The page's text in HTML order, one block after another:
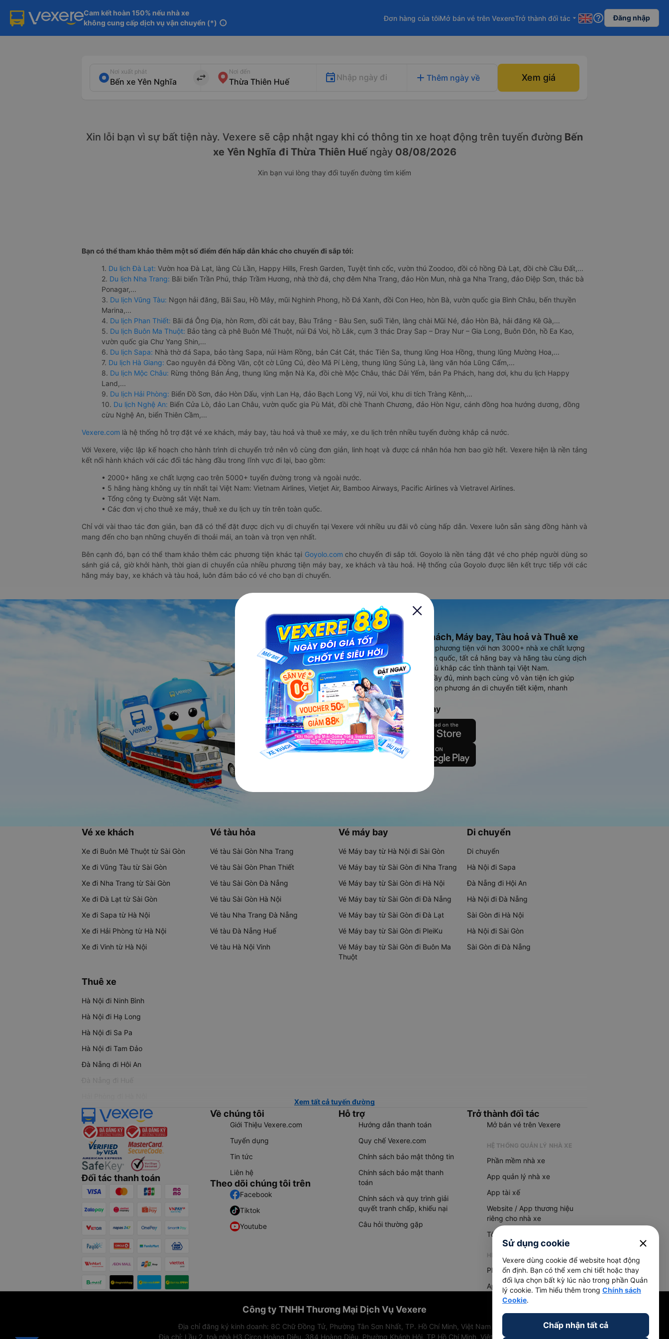
Cam kết hoàn 150% nếu nhà xe
không cung cấp dịch vụ vận chuyển (*) info
Đơn hàng của tôiMở bán vé trên VexereTrở thành đối tác arrow_drop_down help_outline Đăng nhập
Nơi xuất phát
import_export
Nơi đến
Nhập ngày đi add Thêm ngày về Xem giá
Xin lỗi bạn vì sự bất tiện này. Vexere sẽ cập nhật ngay khi có thông tin xe hoạt động trên tuyến đường Bến
xe Yên Nghĩa đi Thừa Thiên Huếngày 08/08/2026
Xin bạn vui lòng thay đổi tuyến đường tìm kiếm
Bạn có thể tham khảo thêm một số điểm đến hấp dẫn khác cho chuyến đi sắp tới:
1. Du lịch Đà Lạt: Vườn hoa Đà Lạt, làng Cù Lần, Happy Hills, Fresh Garden, Tuyệt tình cốc, vườn thú Zoodoo, đồi cỏ hồng Đà Lạt, đồi chè Cầu Đất,...
2. Du lịch Nha Trang: Bãi biển Trần Phú, tháp Trầm Hương, nhà thờ đá, chợ đêm Nha Trang, đảo Hòn Mun, nhà ga Nha Trang, đảo Điệp Sơn, thác bà
Ponagar,...
3. Du lịch Vũng Tàu: Ngọn hải đăng, Bãi Sau, Hồ Mây, mũi Nghinh Phong, hồ Đá Xanh, đồi Con Heo, hòn Bà, vườn quốc gia Bình Châu, bến thuyền
Marina,...
4. Du lịch Phan Thiết: Bãi đá Ông Địa, hòn Rơm, đồi cát bay, Bàu Trắng - Bàu Sen, suối Tiên, làng chài Mũi Né, đảo Hòn Bà, hải đăng Kê Gà,...
5. Du lịch Buôn Ma Thuột: Bảo tàng cà phê Buôn Mê Thuột, núi Đá Voi, hồ Lắk, cụm 3 thác Dray Sap – Dray Nur – Gia Long, Buôn Đôn, hồ Ea Kao,
vườn quốc gia Chư Yang Shin,...
6. Du lịch Sapa: Nhà thờ đá Sapa, bảo tàng Sapa, núi Hàm Rồng, bản Cát Cát, thác Tiên Sa, thung lũng Hoa Hồng, thung lũng Mường Hoa,...
7. Du lịch Hà Giang: Cao nguyên đá Đồng Văn, cột cờ Lũng Cú, đèo Mã Pí Lèng, thung lũng Sủng Là, làng văn hóa Lũng Cẩm,...
8. Du lịch Mộc Châu: Rừng thông Bản Áng, thung lũng mận Nà Ka, đồi chè Mộc Châu, thác Dải Yếm, bản Pa Phách, hang dơi, khu du lịch Happy
Land,...
9. Du lịch Hải Phòng: Biển Đồ Sơn, đảo Hòn Dấu, vịnh Lan Hạ, đảo Bạch Long Vỹ, núi Voi, khu di tích Tràng Kênh,...
10. Du lịch Nghệ An: Biển Cửa Lò, đảo Lan Châu, vườn quốc gia Pù Mát, đồi chè Thanh Chương, đảo Hòn Ngư, cánh đồng hoa hướng dương, đồng
cừu Nghệ An, biển Thiên Cầm,...
Vexere.com là hệ thống hỗ trợ đặt vé xe khách, máy bay, tàu hoả và thuê xe máy, xe du lịch trên nhiều tuyến đường khắp cả nước.
Với Vexere, việc lập kế hoạch cho hành trình di chuyển trở nên vô cùng đơn giản, linh hoạt và được cá nhân hóa hơn bao giờ hết. Vexere hiện là nền tảng
kết nối hành khách với các đối tác hàng đầu trong lĩnh vực đi lại, bao gồm:
• 2000+ hãng xe chất lượng cao trên 5000+ tuyến đường trong và ngoài nước.
• 5 hãng hàng không uy tín nhất tại Việt Nam: Vietnam Airlines, Vietjet Air, Bamboo Airways, Pacific Airlines và Vietravel Airlines.
• Tổng công ty Đường sắt Việt Nam.
• Các đơn vị cho thuê xe máy, thuê xe du lịch uy tín trên toàn quốc.
Chỉ với vài thao tác đơn giản, bạn đã có thể đặt được dịch vụ di chuyển tại Vexere với nhiều ưu đãi vô cùng hấp dẫn. Vexere luôn sẵn sàng đồng hành và
mang đến cho bạn những chuyến đi thoải mái, an toàn và trọn vẹn nhất.
Bên cạnh đó, bạn có thể tham khảo thêm các phương tiện khác tại Goyolo.com cho chuyến đi sắp tới. Goyolo là nền tảng đặt vé cho phép người dùng so
sánh giá cả, giờ khởi hành, thời gian di chuyển của nhiều phương tiện máy bay, xe khách và tàu hoả. Hệ thống của Goyolo được liên kết trực tiếp với các
hãng máy bay, xe khách và tàu hoả, luôn đảm bảo có vé cho bạn di chuyển.
Ứng dụng đặt vé Xe khách, Máy bay, Tàu hoả và Thuê xe
Vexere - ứng dụng đặt vé đa phương tiện với hơn 3000+ nhà xe chất lượng
cao, 5000+ tuyến đường toàn quốc, tất cả hãng bay và hãng tàu cùng dịch
vụ thuê xe máy, xe du lịch phủ khắp các tỉnh thành tại Việt Nam.
Ứng dụng hiển thị thông tin đầy đủ, minh bạch cùng vô vàn tiện ích giúp
người dùng so sánh và lựa chọn phương án di chuyển tiết kiệm, nhanh
chóng và phù hợp nhất.
Tải ứng dụng Vexere ngay
Vé xe khách
Xe đi Buôn Mê Thuột từ Sài Gòn
Xe đi Vũng Tàu từ Sài Gòn
Xe đi Nha Trang từ Sài Gòn
Xe đi Đà Lạt từ Sài Gòn
Xe đi Sapa từ Hà Nội
Xe đi Hải Phòng từ Hà Nội
Xe đi Vinh từ Hà Nội
Vé tàu hỏa
Vé tàu Sài Gòn Nha Trang
Vé tàu Sài Gòn Phan Thiết
Vé tàu Sài Gòn Đà Nẵng
Vé tàu Sài Gòn Hà Nội
Vé tàu Nha Trang Đà Nẵng
Vé tàu Đà Nẵng Huế
Vé tàu Hà Nội Vinh
Vé máy bay
Vé Máy bay từ Hà Nội đi Sài Gòn
Vé Máy bay từ Sài Gòn đi Nha Trang
Vé Máy bay từ Sài Gòn đi Hà Nội
Vé Máy bay từ Sài Gòn đi Đà Nẵng
Vé Máy bay từ Sài Gòn đi Đà Lạt
Vé Máy bay từ Sài Gòn đi PleiKu
Vé Máy bay từ Sài Gòn đi Buôn Ma
Thuột
Di chuyển
Di chuyển
Hà Nội đi Sapa
Đà Nẵng đi Hội An
Hà Nội đi Đà Nẵng
Sài Gòn đi Hà Nội
Hà Nội đi Sài Gòn
Sài Gòn đi Đà Nẵng
Thuê xe
Hà Nội đi Ninh Bình
Hà Nội đi Hạ Long
Hà Nội đi Sa Pa
Hà Nội đi Tam Đảo
Đà Nẵng đi Hội An
Đà Nẵng đi Huế
Xem tất cả tuyến đường
Đối tác thanh toán
Về chúng tôi
Giới Thiệu Vexere.com
Tuyển dụng
Tin tức
Liên hệ
Theo dõi chúng tôi trên
Facebook
Tiktok
Youtube
Hỗ trợ
Hướng dẫn thanh toán
Quy chế Vexere.com
Chính sách bảo mật thông tin
Chính sách bảo mật thanh
toán
Chính sách và quy trình giải
quyết tranh chấp, khiếu nại
Câu hỏi thường gặp
Trở thành đối tác
Mở bán vé trên Vexere
HỆ THỐNG QUẢN LÝ NHÀ XE
Phần mềm nhà xe
App quản lý nhà xe
App tài xế
Website / App thương hiệu
riêng cho nhà xe
Tổng đài AI
HỆ THỐNG QUẢN LÝ HÀNG HOÁ
Phần mềm quản lý hàng hoá
App quản lý hàng hoá
Công ty TNHH Thương Mại Dịch Vụ Vexere
Địa chỉ đăng ký kinh doanh: 8C Chữ Đồng Tử, Phường Tân Sơn Nhất, TP. Hồ Chí Minh, Việt Nam
Địa chỉ: Lầu 2, toà nhà H3 Circo Hoàng Diệu, 384 Hoàng Diệu, Phường Khánh Hội, TP Hồ Chí Minh, Việt Nam
Sử dụng cookie close
Vexere dùng cookie để website hoạt động
ổn định. Bạn có thể xem chi tiết hoặc thay
đổi lựa chọn bất kỳ lúc nào trong phần Quản
lý cookie. Tìm hiểu thêm trong Chính sách
Cookie.
Chấp nhận tất cả